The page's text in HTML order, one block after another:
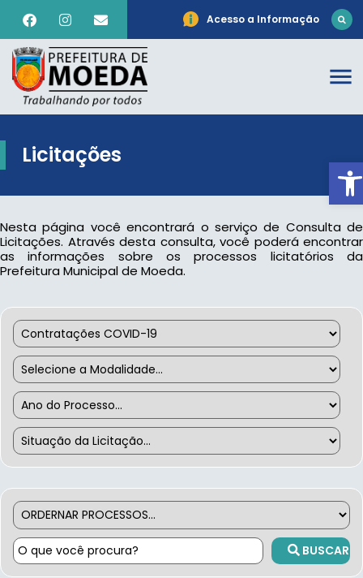
Acesso a Informação
Licitações
Nesta página você encontrará o serviço de Consulta de
Licitações. Através desta consulta, você poderá encontrar
as informações sobre os processos licitatórios da
Prefeitura Municipal de Moeda.
BUSCAR